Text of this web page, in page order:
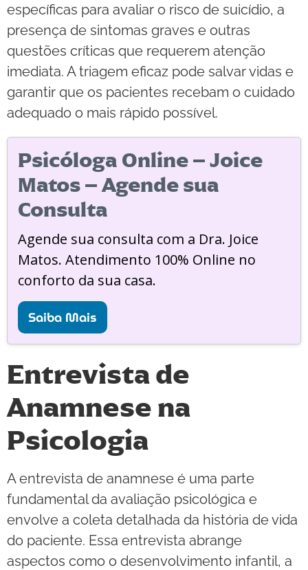
específicas para avaliar o risco de suicídio, a
presença de sintomas graves e outras
questões críticas que requerem atenção
imediata. A triagem eficaz pode salvar vidas e
garantir que os pacientes recebam o cuidado
adequado o mais rápido possível.
Psicóloga Online – Joice
Matos – Agende sua
Consulta
Agende sua consulta com a Dra. Joice
Matos. Atendimento 100% Online no
conforto da sua casa.
Saiba Mais
Entrevista de
Anamnese na
Psicologia
A entrevista de anamnese é uma parte
fundamental da avaliação psicológica e
envolve a coleta detalhada da história de vida
do paciente. Essa entrevista abrange
aspectos como o desenvolvimento infantil, a